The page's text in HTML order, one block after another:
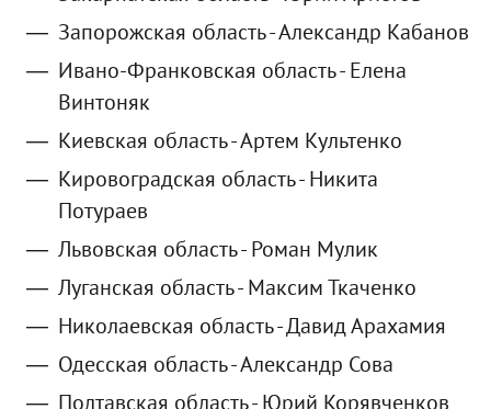
Запорожская область - Александр Кабанов
Ивано-Франковская область - Елена
Винтоняк
Киевская область - Артем Культенко
Кировоградская область - Никита
Потураев
Львовская область - Роман Мулик
Луганская область - Максим Ткаченко
Николаевская область - Давид Арахамия
Одесская область - Александр Сова
Полтавская область - Юрий Корявченков